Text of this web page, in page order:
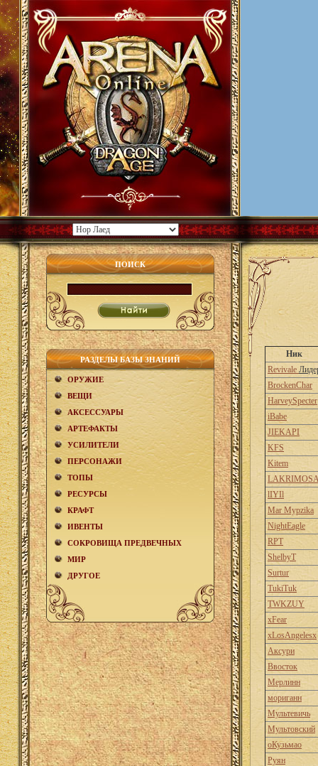
ПОИСК
РАЗДЕЛЫ БАЗЫ ЗНАНИЙ
ОРУЖИЕ
ВЕЩИ
АКCЕСCУАРЫ
АРТЕФАКТЫ
УСИЛИТЕЛИ
ПЕРСОНАЖИ
ТОПЫ
РЕСУРСЫ
КРАФТ
ИВЕНТЫ
СОКРОВИЩА ПРЕДВЕЧНЫХ
МИР
ДРУГОЕ
Ник
Revivale
BrockenChar
HarveySpecter
iBabe
JIEKAPI
KFS
Kitem
lIYIl
Mar Mypzika
NightEagle
RPT
ShelbyT
Surtur
TukiTuk
TWKZUY
xFear
xLosAngelesx
Аксури
Ввосток
Мерлинн
мориганн
Мультевичь
Мультовский
оКузьмао
Руян